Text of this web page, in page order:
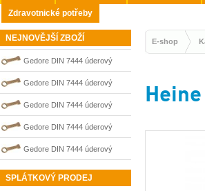
Zdravotnické potřeby
NEJNOVĚJŠÍ ZBOŽÍ
Gedore DIN 7444 úderový
nejiskřivý plochý (palcový) klíč
0100211S
Gedore DIN 7444 úderový
nejiskřivý plochý (palcový) klíč
0100210S
Gedore DIN 7444 úderový
nejiskřivý plochý (palcový) klíč
0100203S
Gedore DIN 7444 úderový
nejiskřivý plochý (palcový) klíč
0100208S
Gedore DIN 7444 úderový
nejiskřivý plochý (palcový) klíč
SPLÁTKOVÝ PRODEJ
E-shop